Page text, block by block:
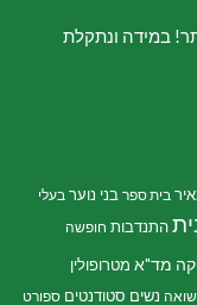
במידה ונתקלת
בית ספר בני נוער בעלי
התנדבות חופשה
מד"א מטרופולין
שואה נשים סטודנטים ספורט